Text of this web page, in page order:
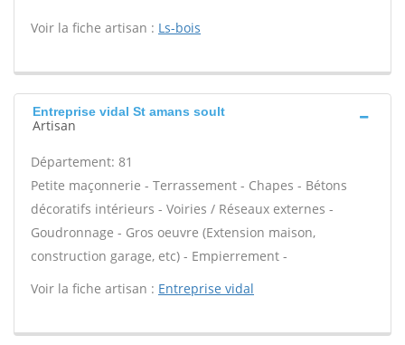
Voir la fiche artisan : Ls-bois
Entreprise vidal St amans soult
Artisan
Département: 81
Petite maçonnerie - Terrassement - Chapes - Bétons
décoratifs intérieurs - Voiries / Réseaux externes -
Goudronnage - Gros oeuvre (Extension maison,
construction garage, etc) - Empierrement -
Voir la fiche artisan : Entreprise vidal